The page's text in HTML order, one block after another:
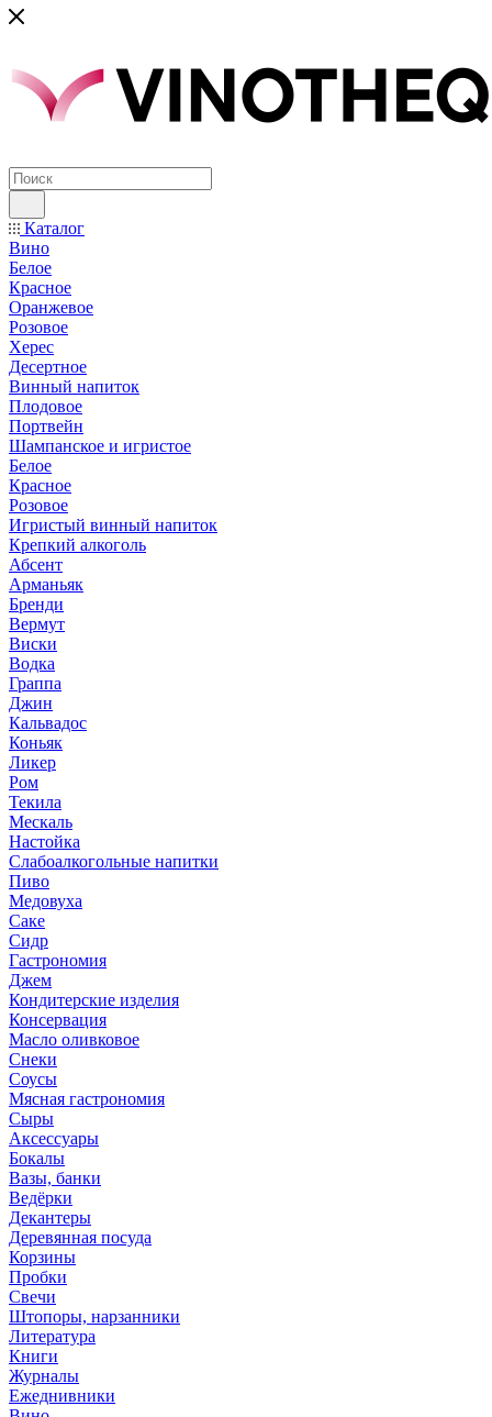
Каталог
Вино
Белое
Красное
Оранжевое
Розовое
Херес
Десертное
Винный напиток
Плодовое
Портвейн
Шампанское и игристое
Белое
Красное
Розовое
Игристый винный напиток
Крепкий алкоголь
Абсент
Арманьяк
Бренди
Вермут
Виски
Водка
Граппа
Джин
Кальвадос
Коньяк
Ликер
Ром
Текила
Мескаль
Настойка
Слабоалкогольные напитки
Пиво
Медовуха
Саке
Сидр
Гастрономия
Джем
Кондитерские изделия
Консервация
Масло оливковое
Снеки
Соусы
Мясная гастрономия
Сыры
Аксессуары
Бокалы
Вазы, банки
Ведёрки
Декантеры
Деревянная посуда
Корзины
Пробки
Свечи
Штопоры, нарзанники
Литература
Книги
Журналы
Ежеднивники